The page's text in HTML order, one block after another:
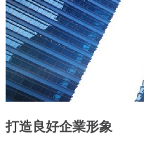
打造良好企業形象